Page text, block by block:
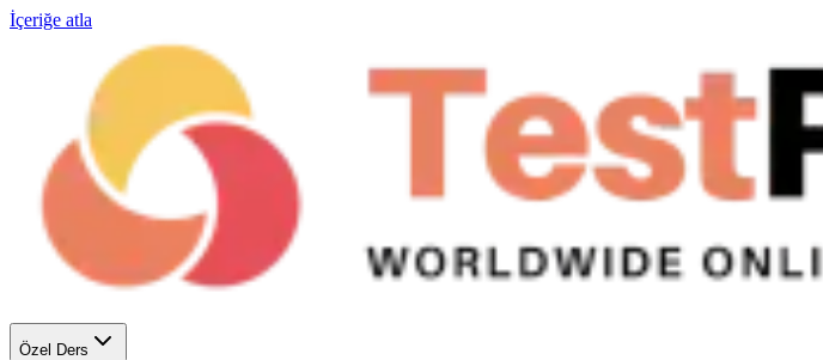
İçeriğe atla
Özel Ders